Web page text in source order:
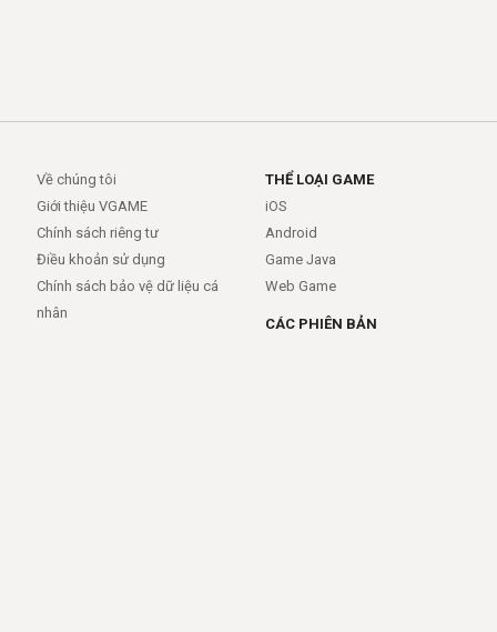
Về chúng tôi
Giới thiệu VGAME
Chính sách riêng tư
Điều khoản sử dụng
Chính sách bảo vệ dữ liệu cá
nhân
THỂ LOẠI GAME
iOS
Android
Game Java
Web Game
CÁC PHIÊN BẢN